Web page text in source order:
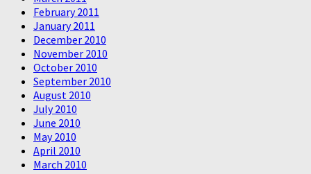
February 2011
January 2011
December 2010
November 2010
October 2010
September 2010
August 2010
July 2010
June 2010
May 2010
April 2010
March 2010